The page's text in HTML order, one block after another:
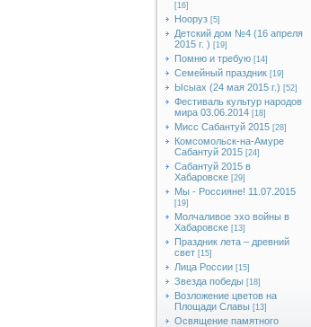
[16]
Нооруз [5]
Детский дом №4 (16 апреля
2015 г. ) [19]
Помню и требую [14]
Семейный праздник [19]
Ысыах (24 мая 2015 г.) [52]
Фестиваль культур народов
мира 03.06.2014 [18]
Мисс Сабантуй 2015 [28]
Комсомольск-на-Амуре
Сабантуй 2015 [24]
Сабантуй 2015 в
Хабаровске [29]
Мы - Россияне! 11.07.2015
[19]
Молчаливое эхо войны в
Хабаровске [13]
Праздник лета – древний
свет [15]
Лица России [15]
Звезда победы [18]
Возложение цветов на
Площади Славы [13]
Освящение памятного